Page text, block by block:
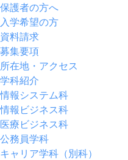
保護者の方へ
入学希望の方
資料請求
募集要項
所在地・アクセス
学科紹介
情報システム科
情報ビジネス科
医療ビジネス科
公務員学科
キャリア学科（別科）